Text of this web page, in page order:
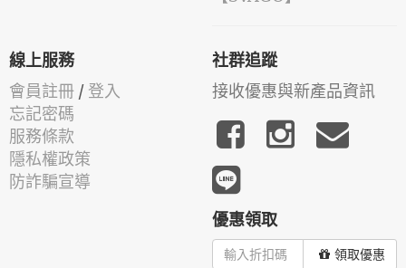
線上服務
會員註冊 / 登入
忘記密碼
服務條款
隱私權政策
防詐騙宣導
社群追蹤
接收優惠與新產品資訊
優惠領取
領取優惠